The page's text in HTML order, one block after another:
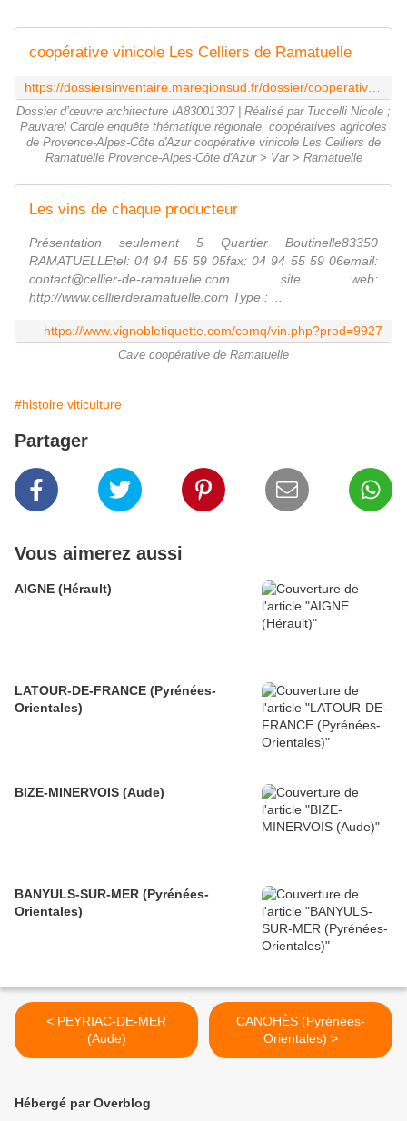
coopérative vinicole Les Celliers de Ramatuelle
Dossier d’œuvre architecture IA83001307 | Réalisé par Tuccelli Nicole ;
Pauvarel Carole enquête thématique régionale, coopératives agricoles
de Provence-Alpes-Côte d'Azur coopérative vinicole Les Celliers de
Ramatuelle Provence-Alpes-Côte d'Azur > Var > Ramatuelle
Les vins de chaque producteur
Présentation seulement 5 Quartier Boutinelle83350
RAMATUELLEtel: 04 94 55 59 05fax: 04 94 55 59 06email:
contact@cellier-de-ramatuelle.com site web:
http://www.cellierderamatuelle.com Type : ...
https://www.vignobletiquette.com/comq/vin.php?prod=9927
Cave coopérative de Ramatuelle
#histoire viticulture
Partager
Vous aimerez aussi
AIGNE (Hérault)
LATOUR-DE-FRANCE (Pyrénées-
Orientales)
BIZE-MINERVOIS (Aude)
BANYULS-SUR-MER (Pyrénées-
Orientales)
< PEYRIAC-DE-MER
(Aude)
CANOHÈS (Pyrénées-
Orientales) >
Hébergé par Overblog